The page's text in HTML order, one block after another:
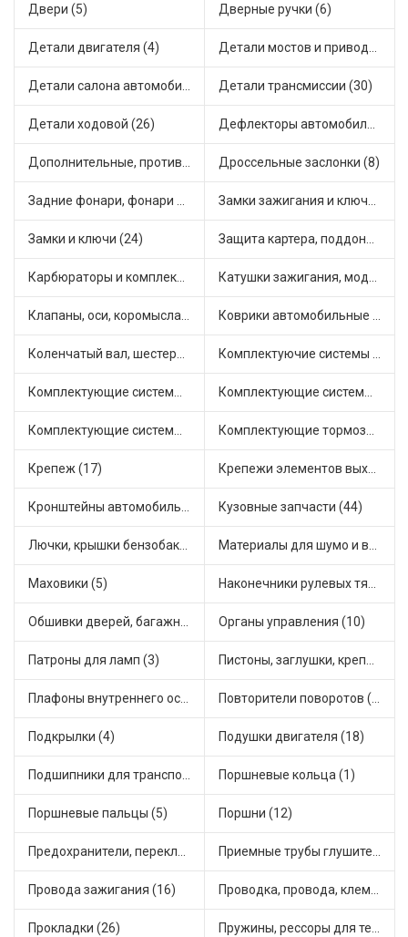
Двери (5) Дверные ручки (6)
Детали двигателя (4) Детали мостов и привода трансмиссии (17)
Детали салона автомобиля (28) Детали трансмиссии (30)
Детали ходовой (26) Дефлекторы автомобильные (1)
Дополнительные, противотуманные фары (2) Дроссельные заслонки (8)
Задние фонари, фонари видимости (3) Замки зажигания и ключи (14)
Замки и ключи (24) Защита картера, поддона, КПП (2)
Карбюраторы и комплектующие (25) Катушки зажигания, модули зажигания (15)
Клапаны, оси, коромысла (12) Коврики автомобильные (5)
Коленчатый вал, шестерни коленчатого вала (1) Комплектуючие системы стеклоочистителя (6)
Комплектующие системы выпуска отработавших газов (14) Комплектующие системы отопления (28)
Комплектующие системы питания (21) Комплектующие тормозной системы (14)
Крепеж (17) Крепежи элементов выхлопной системы (3)
Кронштейны автомобильные (11) Кузовные запчасти (44)
Лючки, крышки бензобака (3) Материалы для шумо и виброизоляции (1)
Маховики (5) Наконечники рулевых тяг (18)
Обшивки дверей, багажника, потолков, накладки салона (4) Органы управления (10)
Патроны для ламп (3) Пистоны, заглушки, крепежные элементы (6)
Плафоны внутреннего освещения (1) Повторители поворотов (9)
Подкрылки (4) Подушки двигателя (18)
Подшипники для транспорта (24) Поршневые кольца (1)
Поршневые пальцы (5) Поршни (12)
Предохранители, переключатели, кнопки автомобильные (54) Приемные трубы глушителя (7)
Провода зажигания (16) Проводка, провода, клеммы и разъемы (19)
Прокладки (26) Пружины, рессоры для техники (7)